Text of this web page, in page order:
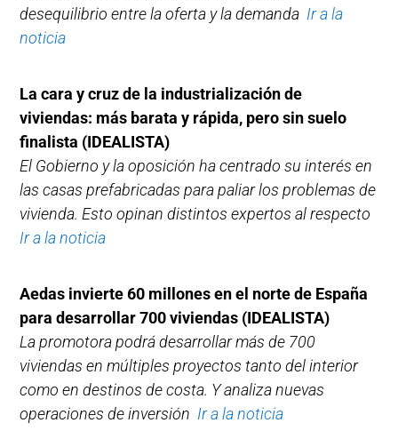
desequilibrio entre la oferta y la demanda Ir a la
noticia
La cara y cruz de la industrialización de
viviendas: más barata y rápida, pero sin suelo
finalista (IDEALISTA)
El Gobierno y la oposición ha centrado su interés en
las casas prefabricadas para paliar los problemas de
vivienda. Esto opinan distintos expertos al respecto
Ir a la noticia
Aedas invierte 60 millones en el norte de España
para desarrollar 700 viviendas (IDEALISTA)
La promotora podrá desarrollar más de 700
viviendas en múltiples proyectos tanto del interior
como en destinos de costa. Y analiza nuevas
operaciones de inversión Ir a la noticia